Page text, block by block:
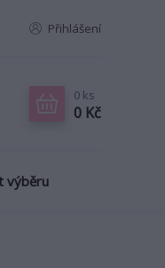
Přihlášení
0 ks
0 Kč
výběru